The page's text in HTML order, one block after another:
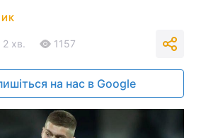
2 хв. 1157
на нас в Google